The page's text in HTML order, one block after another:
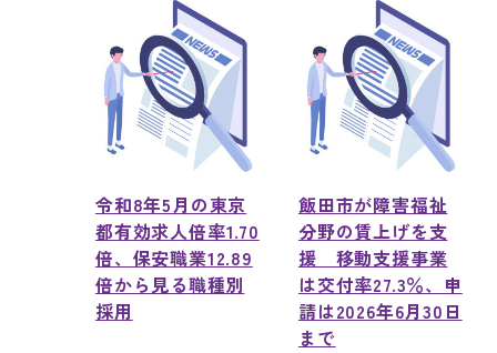
令和8年5月の東京
都有効求人倍率1.70
倍、保安職業12.89
倍から見る職種別
採用
飯田市が障害福祉
分野の賃上げを支
援 移動支援事業
は交付率27.3％、申
請は2026年6月30日
まで